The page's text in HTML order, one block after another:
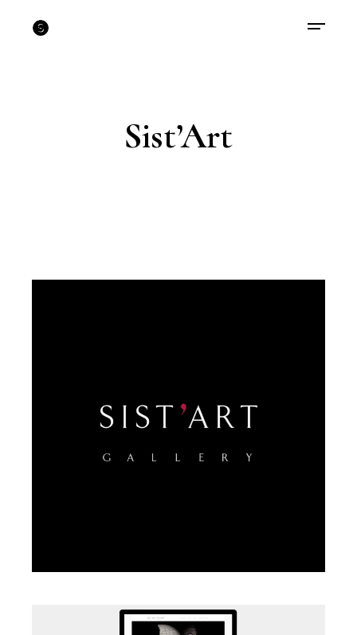
Sist’Art